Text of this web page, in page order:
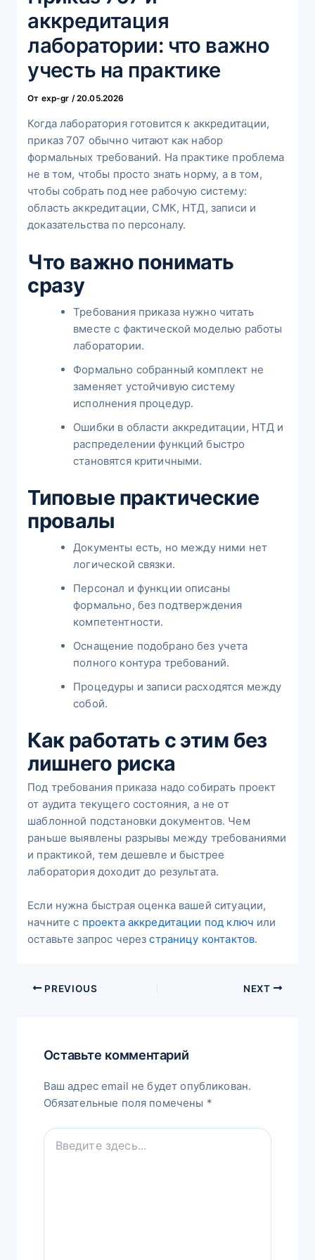
аккредитация
лаборатории: что важно
учесть на практике
От exp-gr /20.05.2026
Когда лаборатория готовится к аккредитации,
приказ 707 обычно читают как набор
формальных требований. На практике проблема
не в том, чтобы просто знать норму, а в том,
чтобы собрать под нее рабочую систему:
область аккредитации, СМК, НТД, записи и
доказательства по персоналу.
Что важно понимать
сразу
Требования приказа нужно читать
вместе с фактической моделью работы
лаборатории.
Формально собранный комплект не
заменяет устойчивую систему
исполнения процедур.
Ошибки в области аккредитации, НТД и
распределении функций быстро
становятся критичными.
Типовые практические
провалы
Документы есть, но между ними нет
логической связки.
Персонал и функции описаны
формально, без подтверждения
компетентности.
Оснащение подобрано без учета
полного контура требований.
Процедуры и записи расходятся между
собой.
Как работать с этим без
лишнего риска
Под требования приказа надо собирать проект
от аудита текущего состояния, а не от
шаблонной подстановки документов. Чем
раньше выявлены разрывы между требованиями
и практикой, тем дешевле и быстрее
лаборатория доходит до результата.
Если нужна быстрая оценка вашей ситуации,
начните с проекта аккредитации под ключ или
оставьте запрос черезстраницу контактов.
PREVIOUS NEXT
Оставьте комментарий
Ваш адрес email не будет опубликован.
Обязательные поля помечены *
Введите
здесь...